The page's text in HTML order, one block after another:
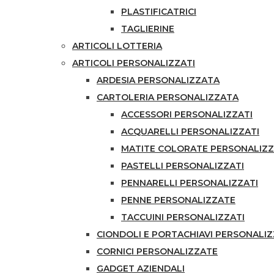
PLASTIFICATRICI
TAGLIERINE
ARTICOLI LOTTERIA
ARTICOLI PERSONALIZZATI
ARDESIA PERSONALIZZATA
CARTOLERIA PERSONALIZZATA
ACCESSORI PERSONALIZZATI
ACQUARELLI PERSONALIZZATI
MATITE COLORATE
PASTELLI PERSONALIZZATI
PENNARELLI PERSONALIZZATI
PENNE PERSONALIZZATE
TACCUINI PERSONALIZZATI
CIONDOLI E PORTACHIAVI
CORNICI PERSONALIZZATE
GADGET AZIENDALI